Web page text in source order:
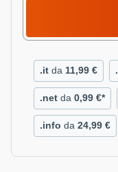
.it da 11,99 €
.net da 0,99 €*
.info da 24,99 €